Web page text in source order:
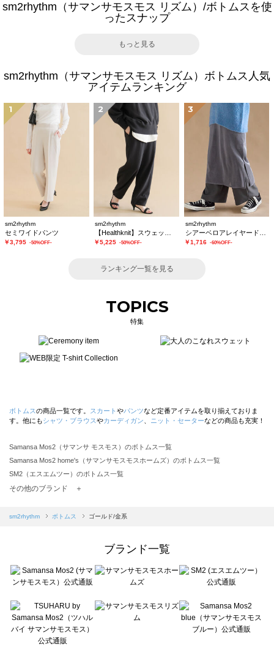
sm2rhythm（サマンサモスモス リズム）/ボトムスを使
ったスナップ
もっと見る
sm2rhythm（サマンサモスモス リズム）ボトムス人気
アイテムランキング
1
sm2rhythm
セミワイドパンツ
￥3,795 -50%OFF-
2
sm2rhythm
￥5,225 -50%OFF-
3
sm2rhythm
￥1,716 -60%OFF-
ランキング一覧を見る
TOPICS
特集
ボトムスの商品一覧です。 スカート やパンツなど定番アイテムを取り揃えておりま
す。他にもシャツ・ブラウスやカーディガン ニット・セーターなどの商品も充実！
Samansa Mos2（サマンサ モスモス）のボトムス一覧
Samansa Mos2 home's（サマンサモスモスホームズ）のボトムス一覧
SM2（エスエムツー）のボトムス一覧
TSUHARU by Samansa Mos2（ツハルバイサマンサモスモス）のボトムス一覧
Samansa Mos2 blue（サマンサモスモス ブルー）のボトムス一覧
sō4ū（ソウフォーユー）のボトムス一覧
Te chichi（テチチ）のボトムス一覧
Te chichi CLASSIC（テチチ クラシック）のボトムス一覧
Lugnoncure（ルノンキュール）のボトムス一覧
BETTY'S BLUE（べティーズブルー）のボトムス一覧
Wpc.（ワールドパーティー）のボトムス一覧
その他のブランド ＋
sm2rhythm ボトムス ゴールド/金系
ブランド一覧